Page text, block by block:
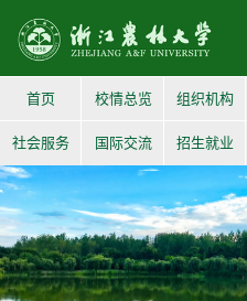
首页 校情总览 组织机构
社会服务 国际交流 招生就业